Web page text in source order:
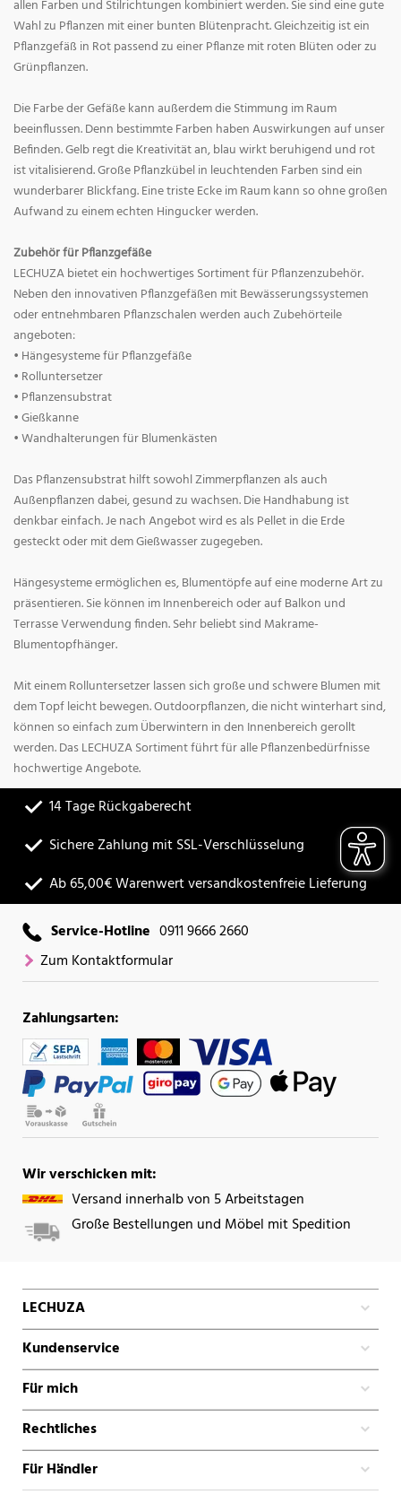
allen Farben und Stilrichtungen kombiniert werden. Sie sind eine gute
Wahl zu Pflanzen mit einer bunten Blütenpracht. Gleichzeitig ist ein
Pflanzgefäß in Rot passend zu einer Pflanze mit roten Blüten oder zu
Grünpflanzen.
Die Farbe der Gefäße kann außerdem die Stimmung im Raum
beeinflussen. Denn bestimmte Farben haben Auswirkungen auf unser
Befinden. Gelb regt die Kreativität an, blau wirkt beruhigend und rot
ist vitalisierend. Große Pflanzkübel in leuchtenden Farben sind ein
wunderbarer Blickfang. Eine triste Ecke im Raum kann so ohne großen
Aufwand zu einem echten Hingucker werden.
Zubehör für Pflanzgefäße
LECHUZA bietet ein hochwertiges Sortiment für Pflanzenzubehör.
Neben den innovativen Pflanzgefäßen mit Bewässerungssystemen
oder entnehmbaren Pflanzschalen werden auch Zubehörteile
angeboten:
• Hängesysteme für Pflanzgefäße
• Rolluntersetzer
• Pflanzensubstrat
• Gießkanne
• Wandhalterungen für Blumenkästen
Das Pflanzensubstrat hilft sowohl Zimmerpflanzen als auch
Außenpflanzen dabei, gesund zu wachsen. Die Handhabung ist
denkbar einfach. Je nach Angebot wird es als Pellet in die Erde
gesteckt oder mit dem Gießwasser zugegeben.
Hängesysteme ermöglichen es, Blumentöpfe auf eine moderne Art zu
präsentieren. Sie können im Innenbereich oder auf Balkon und
Terrasse Verwendung finden. Sehr beliebt sind Makrame-
Blumentopfhänger.
Mit einem Rolluntersetzer lassen sich große und schwere Blumen mit
dem Topf leicht bewegen. Outdoorpflanzen, die nicht winterhart sind,
können so einfach zum Überwintern in den Innenbereich gerollt
werden. Das LECHUZA Sortiment führt für alle Pflanzenbedürfnisse
hochwertige Angebote.
14 Tage Rückgaberecht
Sichere Zahlung mit SSL-Verschlüsselung
Ab 65,00€ Warenwert versandkostenfreie Lieferung
Service-Hotline 0911 9666 2660
Zum Kontaktformular
Zahlungsarten:
Wir verschicken mit:
Versand innerhalb von 5 Arbeitstagen
Große Bestellungen und Möbel mit Spedition
LECHUZA
Kundenservice
Für mich
Rechtliches
Für Händler